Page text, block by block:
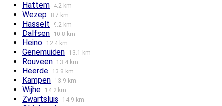
Hattem
4.2 km
Wezep 8.7 km
Hasselt 9.2 km
Dalfsen 10.8 km
Heino 12.4 km
Genemuiden 13.1 km
Rouveen 13.4 km
Heerde 13.8 km
Kampen 13.9 km
Wijhe 14.2 km
Zwartsluis 14.9 km